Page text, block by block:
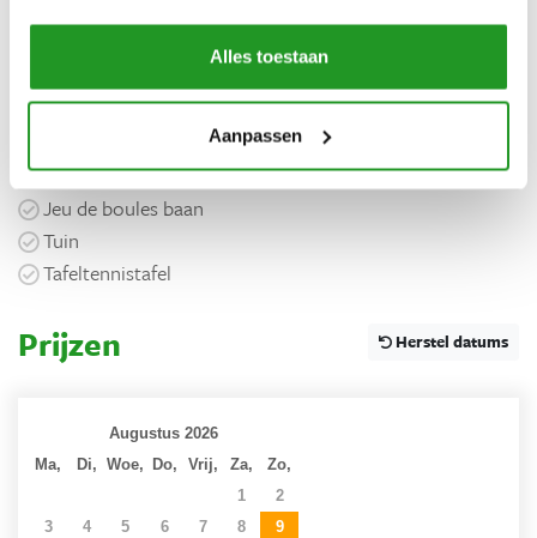
Alles toestaan
Aanpassen
Vaatwasser
Terras
Fietsen beschikbaar
Barbecue
Jeu de boules baan
Tuin
Tafeltennistafel
Prijzen Herstel datums
Augustus 2026
Ma,
Di, Woe, Do, Vrij, Za,
Zo,
1
2
3
4 5 6 7 8
9